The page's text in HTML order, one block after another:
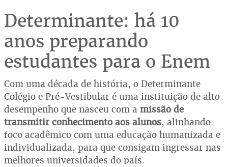
Determinante: há 10
anos preparando
estudantes para o Enem
Com uma década de história, o Determinante
Colégio e Pré-Vestibular é uma instituição de alto
desempenho que nasceu com a missão de
transmitir conhecimento aos alunos, alinhando
foco acadêmico com uma educação humanizada e
individualizada, para que consigam ingressar nas
melhores universidades do país.